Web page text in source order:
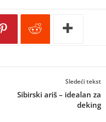
Sledeći tekst
Sibirski ariš – idealan za
deking